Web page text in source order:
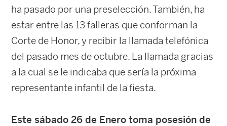
ha pasado por una preselección. También, ha
estar entre las 13 falleras que conforman la
Corte de Honor, y recibir la llamada telefónica
del pasado mes de octubre. La llamada gracias
a la cual se le indicaba que sería la próxima
representante infantil de la fiesta.
Este sábado 26 de Enero toma posesión de